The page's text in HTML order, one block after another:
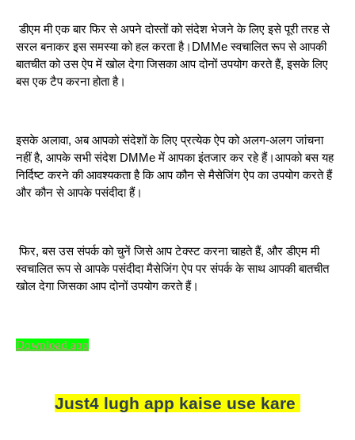
डीएम मी एक बार फिर से अपने दोस्तों को संदेश भेजने के लिए इसे पूरी तरह से
सरल बनाकर इस समस्या को हल करता है।DMMe स्वचालित रूप से आपकी
बातचीत को उस ऐप में खोल देगा जिसका आप दोनों उपयोग करते हैं, इसके लिए
बस एक टैप करना होता है।
इसके अलावा, अब आपको संदेशों के लिए प्रत्येक ऐप को अलग-अलग जांचना
नहीं है, आपके सभी संदेश DMMe में आपका इंतजार कर रहे हैं।आपको बस यह
निर्दिष्ट करने की आवश्यकता है कि आप कौन से मैसेजिंग ऐप का उपयोग करते हैं
और कौन से आपके पसंदीदा हैं।
फिर, बस उस संपर्क को चुनें जिसे आप टेक्स्ट करना चाहते हैं, और डीएम मी
स्वचालित रूप से आपके पसंदीदा मैसेजिंग ऐप पर संपर्क के साथ आपकी बातचीत
खोल देगा जिसका आप दोनों उपयोग करते हैं।
Download app
Just4 lugh app kaise use kare